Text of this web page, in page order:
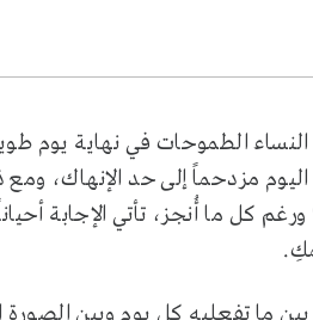
الطموحات في نهاية يوم
اليوم مزدحماً إلى حد الإنهاك،
كل ما أُنجز، تأتي الإجابة
تفعليه كل يوم وبين الصورة